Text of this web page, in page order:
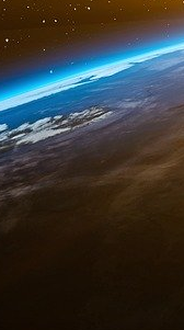
Les
Compte tenu
conflits du
constructeurs
demeure :
forces externes